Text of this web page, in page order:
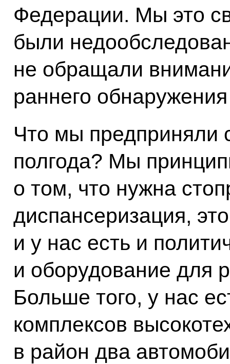
Федерации. Мы это
были
не обращали
раннего
Что мы предприняли
полгода? Мы
о том, что нужна
диспансеризация,
и у нас есть и
и оборудование для
Больше того, у нас
комплексов
в район два